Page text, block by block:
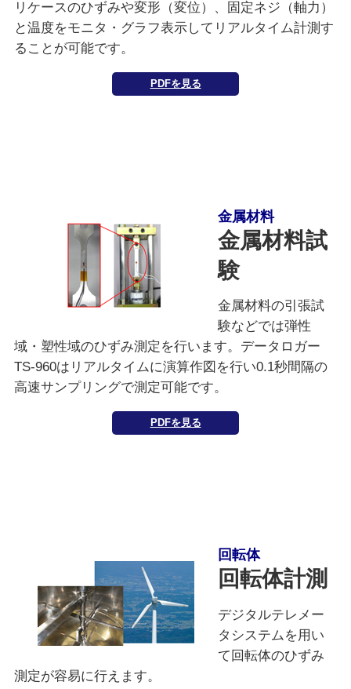
リケースのひずみや変形（変位）、固定ネジ（軸力）
と温度をモニタ・グラフ表示してリアルタイム計測す
ることが可能です。
PDFを見る
金属材料
金属材料試
験
金属材料の引張試
験などでは弾性
域・塑性域のひずみ測定を行います。データロガー
TS-960はリアルタイムに演算作図を行い0.1秒間隔の
高速サンプリングで測定可能です。
PDFを見る
回転体
回転体計測
デジタルテレメー
タシステムを用い
て回転体のひずみ
測定が容易に行えます。